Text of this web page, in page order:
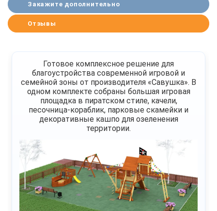
Закажите дополнительно
Отзывы
Готовое комплексное решение для
благоустройства современной игровой и
семейной зоны от производителя «Савушка». В
одном комплекте собраны большая игровая
площадка в пиратском стиле, качели,
песочница-кораблик, парковые скамейки и
декоративные кашпо для озеленения
территории.